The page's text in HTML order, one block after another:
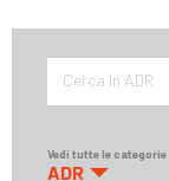
Cerca in ADR
Vedi tutte le categorie
ADR